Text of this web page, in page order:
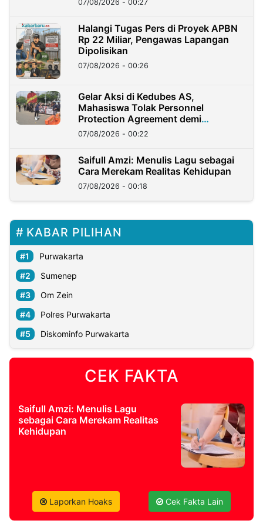
07/08/2026 - 00:27
Halangi Tugas Pers di Proyek APBN
Rp 22 Miliar, Pengawas Lapangan
Dipolisikan
07/08/2026 - 00:26
Gelar Aksi di Kedubes AS,
Mahasiswa Tolak Personnel
Protection Agreement demi
Kedaulatan Negara
07/08/2026 - 00:22
Saifull Amzi: Menulis Lagu sebagai
Cara Merekam Realitas Kehidupan
07/08/2026 - 00:18
KABAR PILIHAN
Purwakarta
Sumenep
Om Zein
Polres Purwakarta
Diskominfo Purwakarta
CEK FAKTA
Saifull Amzi: Menulis Lagu
sebagai Cara Merekam Realitas
Kehidupan
Laporkan Hoaks Cek Fakta Lain